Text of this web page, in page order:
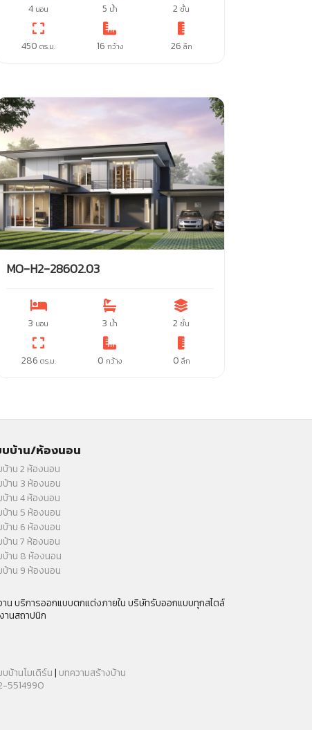
4 นอน 5 น้ำ 2 ชั้น
450ตร.ม. 16 กว้าง 26 ลึก
MO-H2-28602.03
3 นอน 3 น้ำ 2 ชั้น
286 ตร.ม. 0กว้าง 0 ลึก
บ้าน/ห้องนอน
บ้าน 2 ห้องนอน
บ้าน 3 ห้องนอน
บ้าน 4 ห้องนอน
บ้าน 5 ห้องนอน
บ้าน 6 ห้องนอน
บ้าน 7 ห้องนอน
บ้าน 8 ห้องนอน
บ้าน 9 ห้องนอน
น บริการออกแบบตกแต่งภายใน บริษัทรับออกแบบทุกสไตล์
นสถาปนิก
บบ้านโมเดิร์น| บทความสร้างบ้าน
5514990